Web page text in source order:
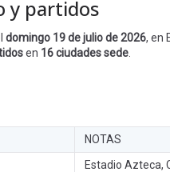
y partidos
domingo 19 de julio de 2026, en
en 16 ciudades sede
NOTAS
Estadio Azteca,